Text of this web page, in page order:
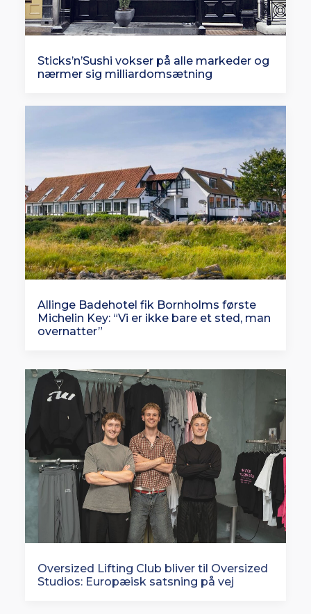
Sticks’n’Sushi vokser på alle markeder og
nærmer sig milliardomsætning
Allinge Badehotel fik Bornholms første
Michelin Key: “Vi er ikke bare et sted, man
overnatter”
Oversized Lifting Club bliver til Oversized
Studios: Europæisk satsning på vej